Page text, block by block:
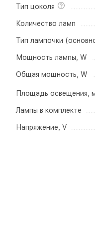
Тип цоколя
Количество ламп
Тип лампочки
Мощность лампы, W
Общая мощность, W
Площадь освещения,
Лампы в комплекте
Напряжение, V